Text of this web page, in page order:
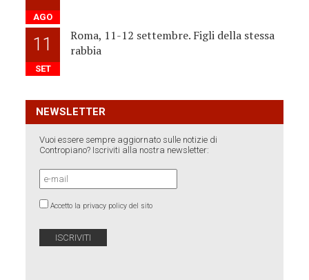
AGO
11
SET
Roma, 11-12 settembre. Figli della stessa
rabbia
NEWSLETTER
Vuoi essere sempre aggiornato sulle notizie di
Contropiano? Iscriviti alla nostra newsletter:
Accetto la privacy policy del sito